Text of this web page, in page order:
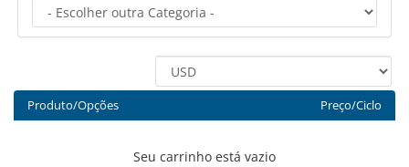
Produto/Opções Preço/Ciclo
Seu carrinho está vazio